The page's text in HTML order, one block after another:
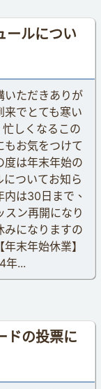
ールについ
いただきありが
来でとても寒い
しくなるこの
もお気をつけて
度は年末年始の
についてお知ら
は30日まで、
スン再開になり
みになりますの
末年始休業】
年...
ドの投票に